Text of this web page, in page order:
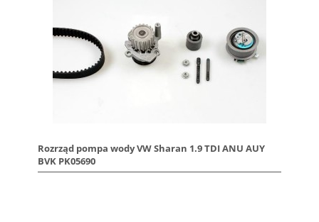
Rozrząd pompa wody VW Sharan 1.9 TDI ANU AUY
BVK PK05690